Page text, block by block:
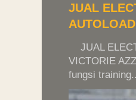
JUAL
JUAL
VICTORIE
fungsi